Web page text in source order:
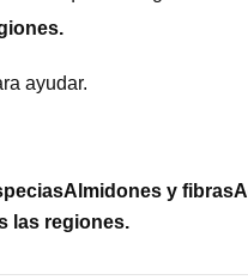
ayudar.
Almidones y fibras
las regiones.